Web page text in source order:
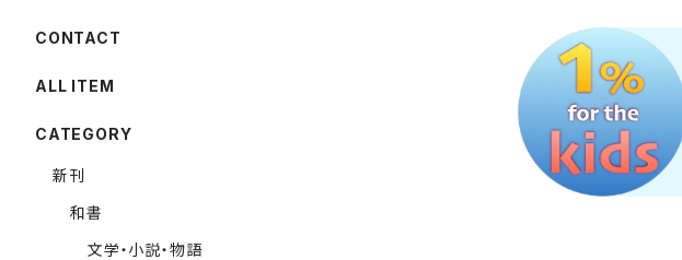
CONTACT
ALL ITEM
CATEGORY
新刊
和書
文学・小説・物語